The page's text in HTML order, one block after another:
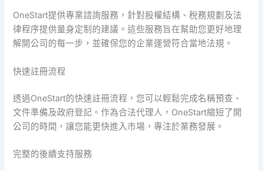
OneStart提供專業諮詢服務，針對股權結構、稅務規劃及法
律程序提供量身定制的建議。這些服務旨在幫助您更好地理
解開公司的每一步，並確保您的企業運營符合當地法規。
快速註冊流程
透過OneStart的快速註冊流程，您可以輕鬆完成名稱預查、
文件準備及政府登記。作為合法代理人，OneStart縮短了開
公司的時間，讓您能更快進入市場，專注於業務發展。
完整的後續支持服務